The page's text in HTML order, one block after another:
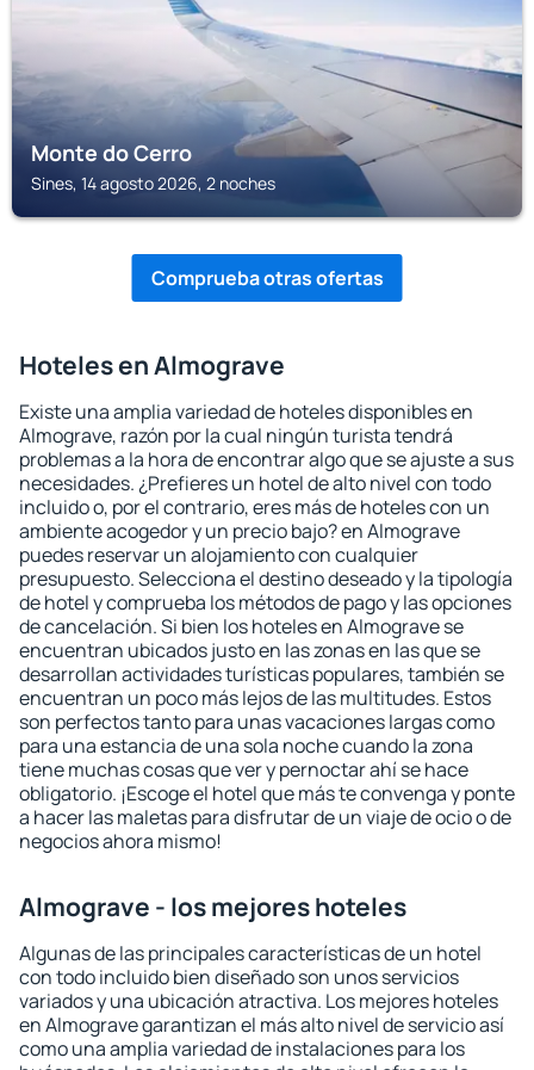
Monte do Cerro
Sines, 14 agosto 2026, 2 noches
Comprueba otras ofertas
Hoteles en Almograve
Existe una amplia variedad de hoteles disponibles en
Almograve, razón por la cual ningún turista tendrá
problemas a la hora de encontrar algo que se ajuste a sus
necesidades. ¿Prefieres un hotel de alto nivel con todo
incluido o, por el contrario, eres más de hoteles con un
ambiente acogedor y un precio bajo? en Almograve
puedes reservar un alojamiento con cualquier
presupuesto. Selecciona el destino deseado y la tipología
de hotel y comprueba los métodos de pago y las opciones
de cancelación. Si bien los hoteles en Almograve se
encuentran ubicados justo en las zonas en las que se
desarrollan actividades turísticas populares, también se
encuentran un poco más lejos de las multitudes. Estos
son perfectos tanto para unas vacaciones largas como
para una estancia de una sola noche cuando la zona
tiene muchas cosas que ver y pernoctar ahí se hace
obligatorio. ¡Escoge el hotel que más te convenga y ponte
a hacer las maletas para disfrutar de un viaje de ocio o de
negocios ahora mismo!
Almograve - los mejores hoteles
Algunas de las principales características de un hotel
con todo incluido bien diseñado son unos servicios
variados y una ubicación atractiva. Los mejores hoteles
en Almograve garantizan el más alto nivel de servicio así
como una amplia variedad de instalaciones para los